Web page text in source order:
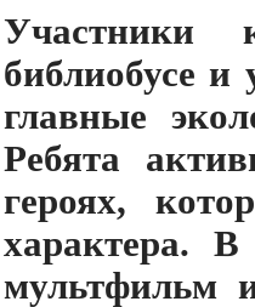
Участники
библиобусе и
главные
Ребята
героях,
характера.
мультфильм